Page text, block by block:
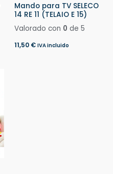
Mando para TV SELECO
14 RE 11 (TELAIO E 15)
Valorado con 0 de 5
11,50 € IVA incluido